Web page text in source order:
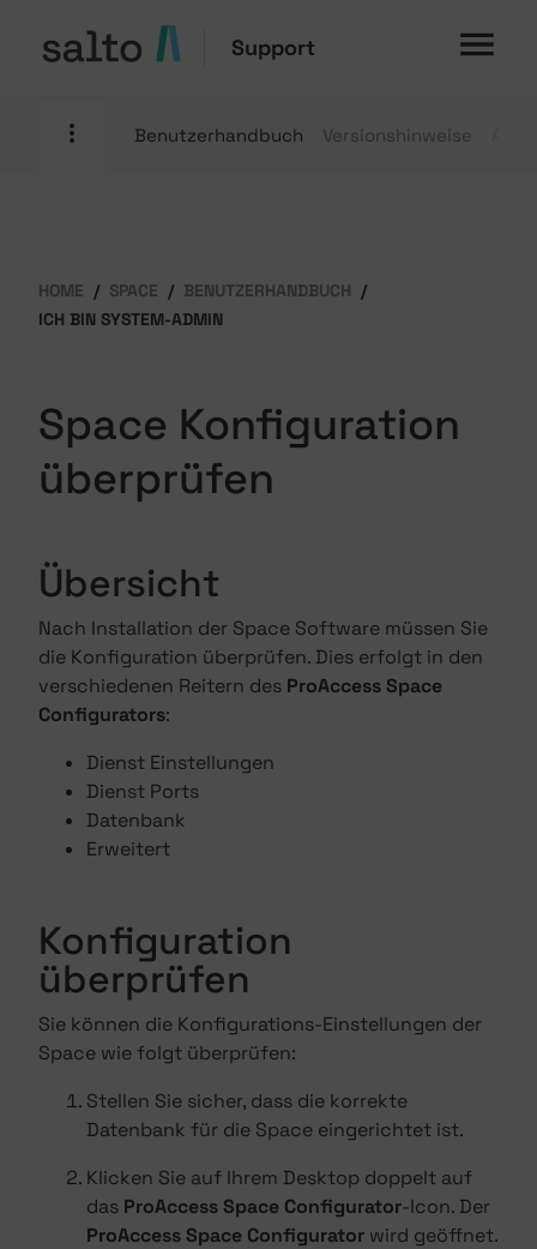
Support
Benutzerhandbuch Versionshinweise
HOME SPACE
BENUTZERHANDBUCH
ICH BIN SYSTEM-ADMIN
Space Konfiguration
überprüfen
Übersicht
Nach Installation der Space Software müssen Sie
die Konfiguration überprüfen. Dies erfolgt in den
verschiedenen Reitern des ProAccess Space
Configurators:
Dienst Einstellungen
Dienst Ports
Datenbank
Erweitert
Konfiguration
überprüfen
Sie können die Konfigurations-Einstellungen der
Space wie folgt überprüfen:
Stellen Sie sicher, dass die korrekte
Datenbank für die Space eingerichtet ist.
Klicken Sie auf Ihrem Desktop doppelt auf
das ProAccess Space Configurator-Icon. Der
ProAccess Space Configurator wird geöffnet.